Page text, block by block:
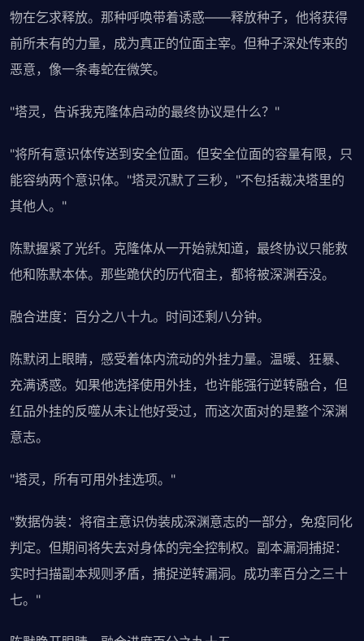
物在乞求释放。那种呼唤带着诱惑——释放种子，他将获得
前所未有的力量，成为真正的位面主宰。但种子深处传来的
恶意，像一条毒蛇在微笑。
"塔灵，告诉我克隆体启动的最终协议是什么？"
"将所有意识体传送到安全位面。但安全位面的容量有限，只
能容纳两个意识体。"塔灵沉默了三秒，"不包括裁决塔里的
其他人。"
陈默握紧了光纤。克隆体从一开始就知道，最终协议只能救
他和陈默本体。那些跪伏的历代宿主，都将被深渊吞没。
融合进度：百分之八十九。时间还剩八分钟。
陈默闭上眼睛，感受着体内流动的外挂力量。温暖、狂暴、
充满诱惑。如果他选择使用外挂，也许能强行逆转融合，但
红品外挂的反噬从未让他好受过，而这次面对的是整个深渊
意志。
"塔灵，所有可用外挂选项。"
"数据伪装：将宿主意识伪装成深渊意志的一部分，免疫同化
判定。但期间将失去对身体的完全控制权。副本漏洞捕捉：
实时扫描副本规则矛盾，捕捉逆转漏洞。成功率百分之三十
七。"